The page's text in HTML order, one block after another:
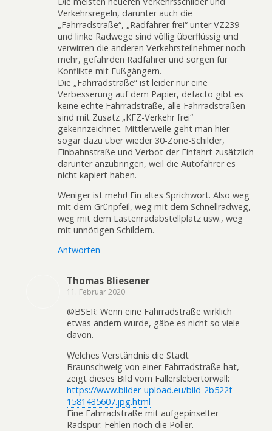
Verkehrsregeln, darunter auch die
„Fahrradstraße“, „Radfahrer frei“ unter VZ239
und linke Radwege sind völlig überflüssig und
verwirren die anderen Verkehrsteilnehmer noch
mehr, gefährden Radfahrer und sorgen für
Konflikte mit Fußgängern.
Die „Fahrradstraße“ ist leider nur eine
Verbesserung auf dem Papier, defacto gibt es
keine echte Fahrradstraße, alle Fahrradstraßen
sind mit Zusatz „KFZ-Verkehr frei“
gekennzeichnet. Mittlerweile geht man hier
sogar dazu über wieder 30-Zone-Schilder,
Einbahnstraße und Verbot der Einfahrt zusätzlich
darunter anzubringen, weil die Autofahrer es
nicht kapiert haben.
Weniger ist mehr! Ein altes Sprichwort. Also weg
mit dem Grünpfeil, weg mit dem Schnellradweg,
weg mit dem Lastenradabstellplatz usw., weg
mit unnötigen Schildern.
Antworten
Thomas Bliesener
11. Februar 2020
@BSER: Wenn eine Fahrradstraße wirklich
etwas ändern würde, gäbe es nicht so viele
davon.
Welches Verständnis die Stadt
Braunschweig von einer Fahrradstraße hat,
zeigt dieses Bild vom Fallerslebertorwall:
https://www.bilder-upload.eu/bild-2b522f-
1581435607.jpg.html
Eine Fahrradstraße mit aufgepinselter
Radspur. Fehlen noch die Poller.